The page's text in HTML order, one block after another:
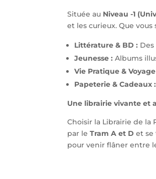
Située au Niveau -1
et les curieux. Que
Littérature & BD :
Jeunesse : Albums
Vie Pratique & Voyage
Papeterie & Cadeaux :
Une librairie vivante et
Choisir la Librairie de la
par leTram A et D et se
pour venir flâner entre